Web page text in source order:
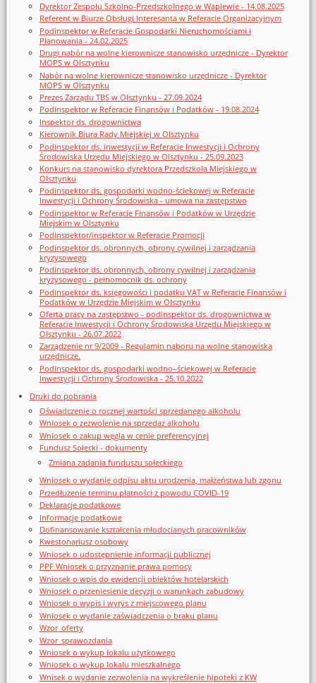
Dyrektor Zespołu Szkolno-Przedszkolnego w Waplewie - 14.08.2025
Referent w Biurze Obsługi Interesanta w Referacie Organizacyjnym
Podinspektor w Referacie Gospodarki Nieruchomościami i
Planowania - 24.02.2025
Drugi nabór na wolne kierownicze stanowisko urzędnicze - Dyrektor
MOPS w Olsztynku
Nabór na wolne kierownicze stanowisko urzędnicze - Dyrektor
MOPS w Olsztynku
Prezes Zarządu TBS w Olsztynku - 27.09.2024
Podinspektor w Referacie Finansów i Podatków - 19.08.2024
Inspektor ds. drogownictwa
Kierownik Biura Rady Miejskiej w Olsztynku
Podinspektor ds. inwestycji w Referacie Inwestycji i Ochrony
Środowiska Urzędu Miejskiego w Olsztynku - 25.09.2023
Konkurs na stanowisko dyrektora Przedszkola Miejskiego w
Olsztynku
Podinspektor ds. gospodarki wodno-ściekowej w Referacie
Inwestycji i Ochrony Środowiska - umowa na zastępstwo
Podinspektor w Referacie Finansów i Podatków w Urzędzie
Miejskim w Olsztynku
Podinspektor/inspektor w Referacie Promocji
Podinspektor ds. obronnych, obrony cywilnej i zarządzania
kryzysowego
Podinspektor ds. obronnych, obrony cywilnej i zarządzania
kryzysowego - pełnomocnik ds. ochrony
Podinspektor ds. księgowości i podatku VAT w Referacie Finansów i
Podatków w Urzędzie Miejskim w Olsztynku
Oferta pracy na zastępstwo - podinspektor ds. drogownictwa w
Referacie Inwestycji i Ochrony Środowiska Urzędu Miejskiego w
Olsztynku - 26.07.2022
Zarządzenie nr 9/2009 - Regulamin naboru na wolne stanowiska
urzędnicze.
Podinspektor ds. gospodarki wodno–ściekowej w Referacie
Inwestycji i Ochrony Środowiska - 25.10.2022
Druki do pobrania
Oświadczenie o rocznej wartości sprzedanego alkoholu
Wniosek o zezwolenie na sprzedaz alkoholu
Wniosek o zakup węgla w cenie preferencyjnej
Fundusz Sołecki - dokumenty
Zmiana zadania funduszu sołeckiego
Wniosek o wydanie odpisu aktu urodzenia, małżeństwa lub zgonu
Przedłużenie terminu płatności z powodu COVID-19
Deklaracje podatkowe
Informacje podatkowe
Dofinansowanie kształcenia młodocianych pracowników
Kwestonariusz osobowy
Wniosek o udostępnienie informacji publicznej
PPF Wniosek o przyznanie prawa pomocy
Wniosek o wpis do ewidencji obiektów hotelarskich
Wniosek o przeniesienie decyzji o warunkach zabudowy
Wniosek o wypis i wyrys z miejscowego planu
Wniosek o wydanie zaświadczenia o braku planu
Wzor_oferty
Wzor_sprawozdania
Wniosek o wykup lokalu użytkowego
Wniosek o wykup lokalu mieszkalnego
Wnisek o wydanie zezwolenia na wykreślenie hipoteki z KW